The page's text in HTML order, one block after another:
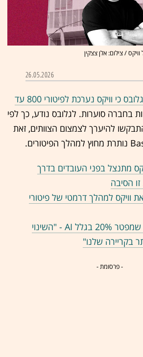
/ צילום: אלן צצקין
26.05.2026
חשיפת גלובס כי וויקס נערכת לפיטורי 800 עד
בחברה סוערות. לגלובס נודע, כך לפי
להיערך לצמצום הצוותים, זאת
מתנצל בפני העובדים בדרך
הסיבה
וויקס למהלך דרמטי של פיטורי
חד הקרן הישראלי שמפטר 20% בגלל AI - "השינוי
בקריירה שלנו"
- פרסומת -